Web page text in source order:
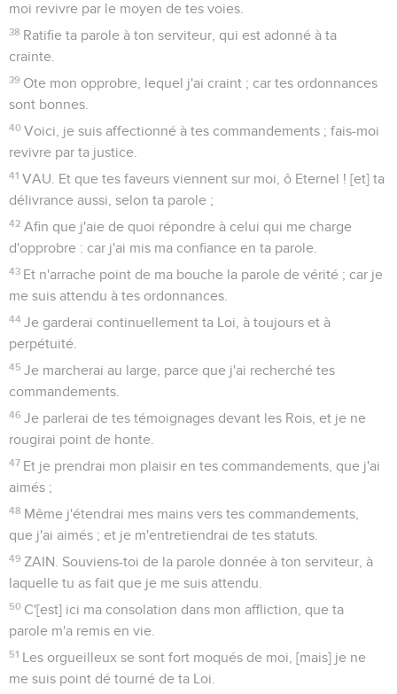
moi revivre par le moyen de tes voies.
38 Ratifie ta parole à ton serviteur, qui est adonné à ta
crainte.
39 Ote mon opprobre, lequel j'ai craint ; car tes ordonnances
sont bonnes.
40 Voici, je suis affectionné à tes commandements ; fais-moi
revivre par ta justice.
41 VAU. Et que tes faveurs viennent sur moi, ô Eternel ! [et] ta
délivrance aussi, selon ta parole ;
42 Afin que j'aie de quoi répondre à celui qui me charge
d'opprobre : car j'ai mis ma confiance en ta parole.
43 Et n'arrache point de ma bouche la parole de vérité ; car je
me suis attendu à tes ordonnances.
44 Je garderai continuellement ta Loi, à toujours et à
perpétuité.
45 Je marcherai au large, parce que j'ai recherché tes
commandements.
46 Je parlerai de tes témoignages devant les Rois, et je ne
rougirai point de honte.
47 Et je prendrai mon plaisir en tes commandements, que j'ai
aimés ;
48 Même j'étendrai mes mains vers tes commandements,
que j'ai aimés ; et je m'entretiendrai de tes statuts.
49 ZAIN. Souviens-toi de la parole donnée à ton serviteur, à
laquelle tu as fait que je me suis attendu.
50 C'[est] ici ma consolation dans mon affliction, que ta
parole m'a remis en vie.
51 Les orgueilleux se sont fort moqués de moi, [mais] je ne
me suis point dé tourné de ta Loi.